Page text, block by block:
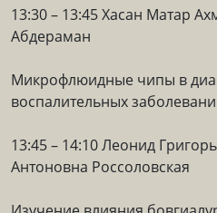
13:30 – 13:45 Хасан Матар
Абдераман
Микрофлюидные чипы в
воспалительных
13:45 – 14:10 Леонид
Антоновна Россоловская